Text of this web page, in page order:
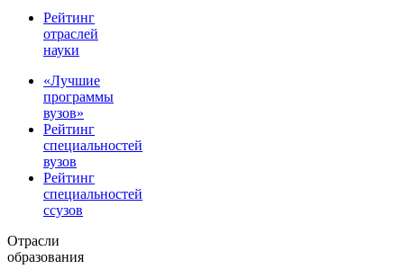
Рейтинг
отраслей
науки
«Лучшие
программы
вузов»
Рейтинг
специальностей
вузов
Рейтинг
специальностей
ссузов
Отрасли
образования